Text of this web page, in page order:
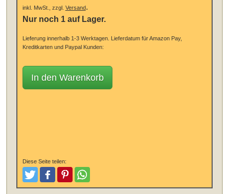
inkl. MwSt., zzgl. Versand.
Nur noch 1 auf Lager.
Lieferung innerhalb 1-3 Werktagen. Lieferdatum für Amazon Pay,
Kreditkarten und Paypal Kunden:
In den Warenkorb
Diese Seite teilen:
TweetenPostenPinterestTeilen